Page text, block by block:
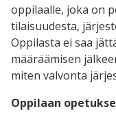
oppilaalle, joka on
tilaisuudesta,
Oppilasta ei saa
määräämisen
miten valvonta
Oppilaan